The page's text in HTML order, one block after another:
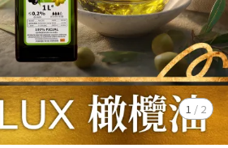
1 / 2